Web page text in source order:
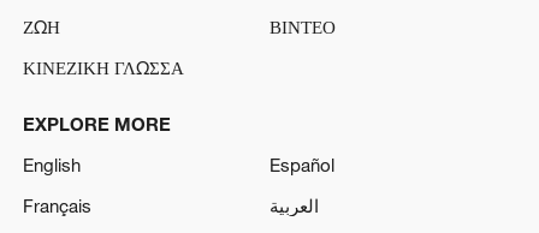
ΖΩΗ
ΒΙΝΤΕΟ
ΚΙΝΕΖΙΚΗ ΓΛΩΣΣΑ
EXPLORE MORE
English
Español
Français
العربية